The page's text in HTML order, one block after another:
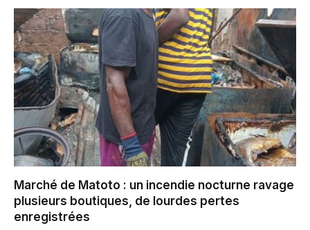
Marché de Matoto : un incendie nocturne ravage
plusieurs boutiques, de lourdes pertes
enregistrées